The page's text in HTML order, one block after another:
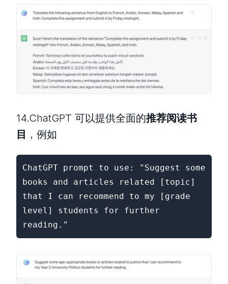
14.ChatGPT 可以提供全面的推荐阅读书
目 ，例如
ChatGPT prompt to use: "Suggest some
books and articles related [topic]
that I can recommend to my [grade
level] students for further
reading."